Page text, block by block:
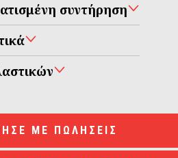
συντήρηση
ΜΕ ΠΩΛΗΣΕΙΣ